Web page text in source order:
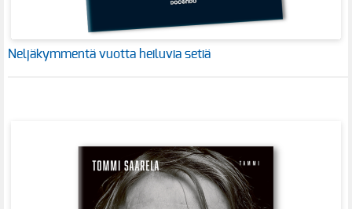
Neljäkymmentä vuotta heiluvia setiä